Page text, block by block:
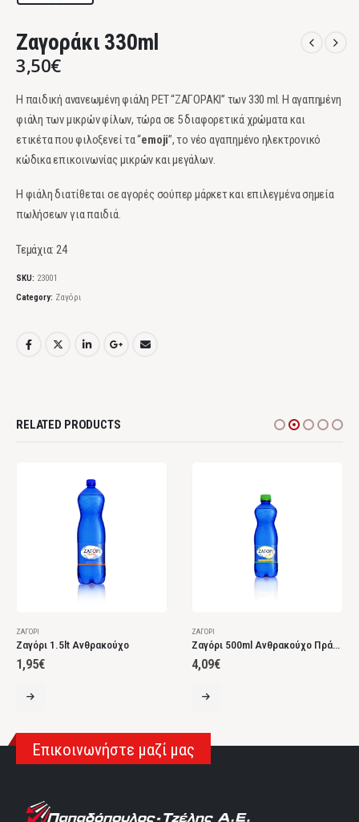
Ζαγοράκι 330ml
3,50€
Η παιδική ανανεωμένη φιάλη PET “ΖΑΓΟΡΑΚΙ” των 330 ml. Η αγαπημένη
φιάλη των μικρών φίλων, τώρα σε 5 διαφορετικά χρώματα και
ετικέτα που φιλοξενεί τα “emoji”, το νέο αγαπημένο ηλεκτρονικό
κώδικα επικοινωνίας μικρών και μεγάλων.
Η φιάλη διατίθεται σε αγορές σούπερ μάρκετ και επιλεγμένα σημεία
πωλήσεων για παιδιά.
Τεμάχια: 24
SKU: 23001
Category: Ζαγόρι
RELATED PRODUCTS
ΖΑΓΌΡΙ
Ζαγόρι 1.5lt Ανθρακούχο
1,95€
ΖΑΓΌΡΙ
Ζαγόρι 500ml Ανθρακούχο Πράσινο Μήλο
4,09€
Επικοινωνήστε μαζί μας